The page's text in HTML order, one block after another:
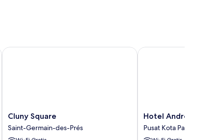
Cluny
Square
Saint-
Cluny Square
Saint-Germain-des-Prés
Cluny Square
Hotel
Andrea
Pusat
Hotel Andrea
Pusat Kota Paris
Hotel Andrea